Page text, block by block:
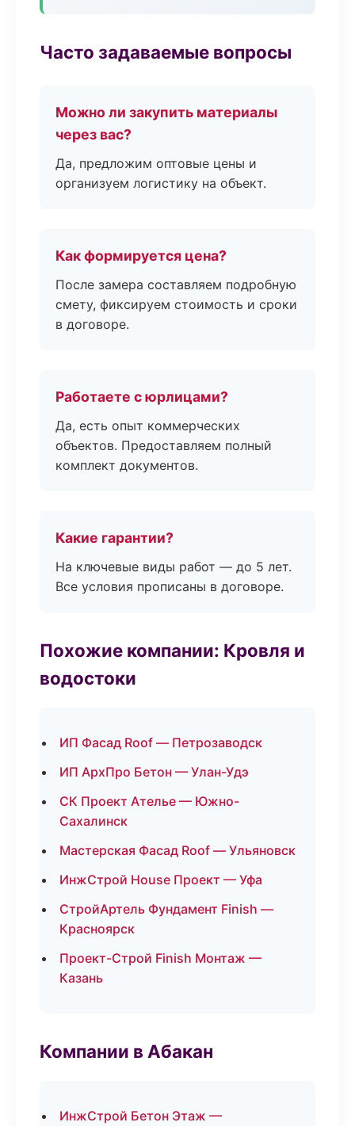
Часто задаваемые вопросы
Можно ли закупить материалы
через вас?
Да, предложим оптовые цены и
организуем логистику на объект.
Как формируется цена?
После замера составляем подробную
смету, фиксируем стоимость и сроки
в договоре.
Работаете с юрлицами?
Да, есть опыт коммерческих
объектов. Предоставляем полный
комплект документов.
Какие гарантии?
На ключевые виды работ — до 5 лет.
Все условия прописаны в договоре.
Похожие компании: Кровля и
водостоки
ИП Фасад Roof — Петрозаводск
ИП АрхПро Бетон — Улан-Удэ
СК Проект Ателье — Южно-
Сахалинск
Мастерская Фасад Roof — Ульяновск
ИнжСтрой House Проект — Уфа
СтройАртель Фундамент Finish —
Красноярск
Проект-Строй Finish Монтаж —
Казань
Компании в Абакан
ИнжСтрой Бетон Этаж —